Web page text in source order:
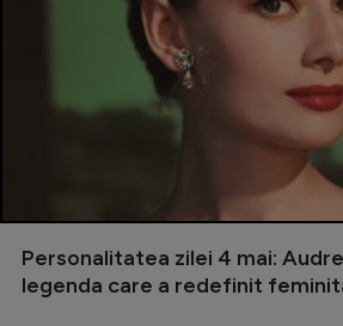
Personalitatea zilei 4 mai:
legenda care a redefinit